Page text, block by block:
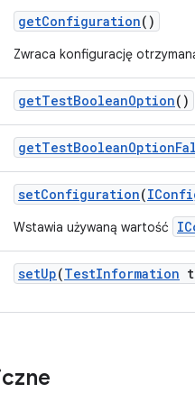
getConfiguration()
Zwraca konfigurację
getTestBooleanOption()
getTestBooleanOption
setConfiguration(
Wstawia używaną wartość
setUp(TestInformation